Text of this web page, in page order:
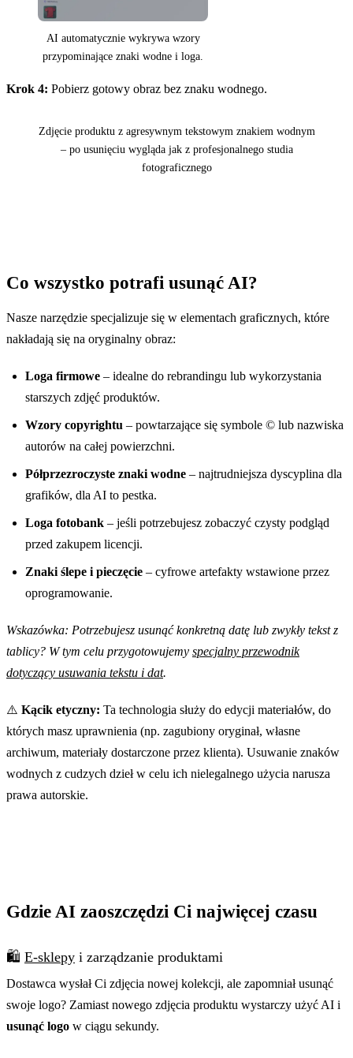
AI automatycznie wykrywa wzory
przypominające znaki wodne i loga.
Krok 4: Pobierz gotowy obraz bez znaku wodnego.
Przed Po
Zdjęcie produktu z agresywnym tekstowym znakiem wodnym
– po usunięciu wygląda jak z profesjonalnego studia
fotograficznego
Co wszystko potrafi usunąć AI?
Nasze narzędzie specjalizuje się w elementach graficznych, które
nakładają się na oryginalny obraz:
Loga firmowe – idealne do rebrandingu lub wykorzystania
starszych zdjęć produktów.
Wzory copyrightu – powtarzające się symbole © lub nazwiska
autorów na całej powierzchni.
Półprzezroczyste znaki wodne – najtrudniejsza dyscyplina dla
grafików, dla AI to pestka.
Loga fotobank – jeśli potrzebujesz zobaczyć czysty podgląd
przed zakupem licencji.
Znaki ślepe i pieczęcie – cyfrowe artefakty wstawione przez
oprogramowanie.
Wskazówka: Potrzebujesz usunąć konkretną datę lub zwykły tekst z
tablicy? W tym celu przygotowujemy specjalny przewodnik
dotyczący usuwania tekstu i dat.
⚠️ Kącik etyczny: Ta technologia służy do edycji materiałów, do
których masz uprawnienia (np. zagubiony oryginał, własne
archiwum, materiały dostarczone przez klienta). Usuwanie znaków
wodnych z cudzych dzieł w celu ich nielegalnego użycia narusza
prawa autorskie.
Gdzie AI zaoszczędzi Ci najwięcej czasu
🛍️ E-sklepy i zarządzanie produktami
Dostawca wysłał Ci zdjęcia nowej kolekcji, ale zapomniał usunąć
swoje logo? Zamiast nowego zdjęcia produktu wystarczy użyć AI i
usunąć logo w ciągu sekundy.